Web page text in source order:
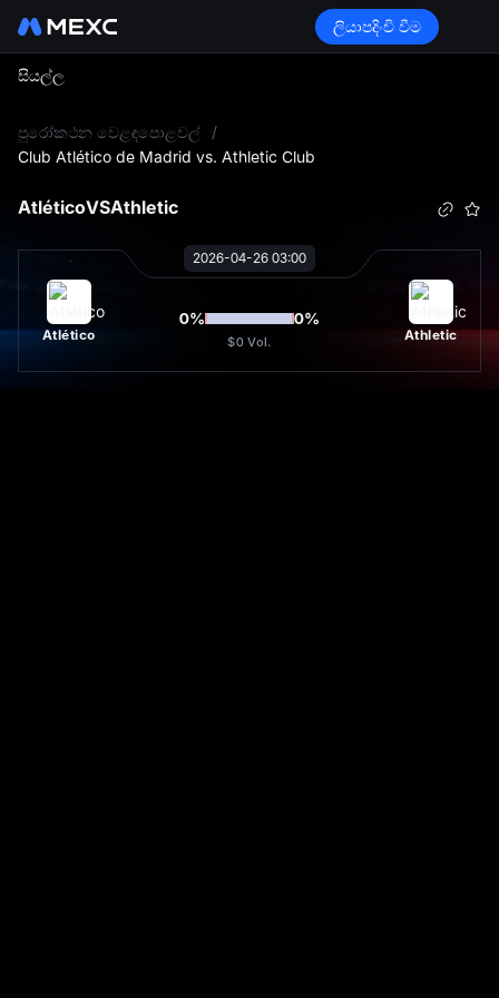
ලියාපදිංචි වීම
සියල්ල
පුරෝකථන වෙළඳපොළවල්
/
Club Atlético de Madrid vs. Athletic Club
AtléticoVSAthletic
2026-04-26 03:00
Atlético
0% 0%
$0 Vol. Athletic